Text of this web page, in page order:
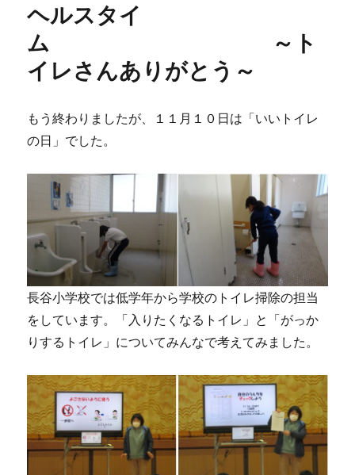
ヘルスタイ
ム ～ト
イレさんありがとう～
もう終わりましたが、１１月１０日は「いいトイレ
の日」でした。
長谷小学校では低学年から学校のトイレ掃除の担当
をしています。「入りたくなるトイレ」と「がっか
りするトイレ」についてみんなで考えてみました。